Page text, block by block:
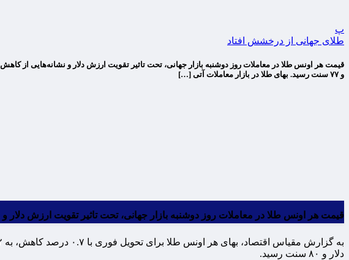
پ
طلای جهانی از درخشش افتاد
و ۷۷ سنت رسید. بهای طلا در بازار معاملات آتی […]
قیمت هر اونس طلا در معاملات روز دوشنبه بازار جهانی، تحت تاثیر تقویت ارزش
دلار و ۸۰ سنت رسید.